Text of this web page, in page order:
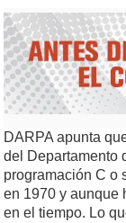
DARPA apunta
del Departamento
programación C o
en 1970 y aunque
en el tiempo. Lo